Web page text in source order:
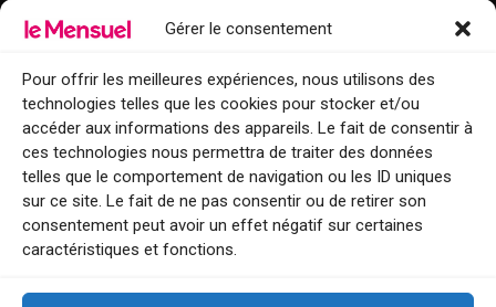
Gérer le consentement
Pour offrir les meilleures expériences, nous utilisons des
technologies telles que les cookies pour stocker et/ou
accéder aux informations des appareils. Le fait de consentir à
ces technologies nous permettra de traiter des données
telles que le comportement de navigation ou les ID uniques
sur ce site. Le fait de ne pas consentir ou de retirer son
consentement peut avoir un effet négatif sur certaines
caractéristiques et fonctions.
Points de diffusion Var et Alpes-Maritimes : oû trouver Le Mensuel ?
Le Mensuel en PDF : consultez le magazine en ligne
Qui sommes-nous ?
BFM Top Sorties
EVENT
Tourisme week-end : envie de vous évader le temps d’un week-end ou
Explorez nos bonnes adresses